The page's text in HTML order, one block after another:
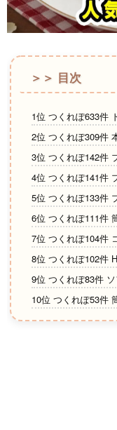
＞＞ 目次
1位 つくれぽ633件
2位 つくれぽ309件
3位 つくれぽ142件
4位 つくれぽ141件
5位 つくれぽ133件
6位 つくれぽ111件
7位 つくれぽ104件
8位 つくれぽ102件
9位 つくれぽ83件
10位 つくれぽ53件